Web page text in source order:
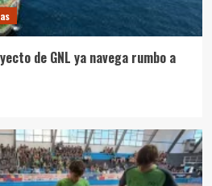
de GNL ya navega rumbo a